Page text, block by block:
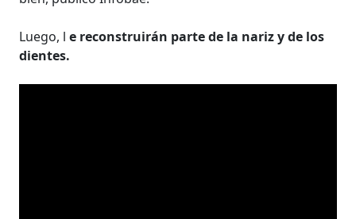
Luego, le reconstruirán parte de la nariz y de los
dientes.